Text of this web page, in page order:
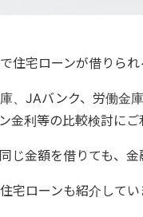
住宅ローンが借りら
、JAバンク、労働金
金利等の比較検討にご
じ金額を借りても、金
宅ローンも紹介して